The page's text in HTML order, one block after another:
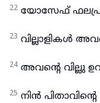
22 യോസേഫ്
23 വില്ലാളികൾ
24 അവന്റെ വില്ലു
25 നിൻ